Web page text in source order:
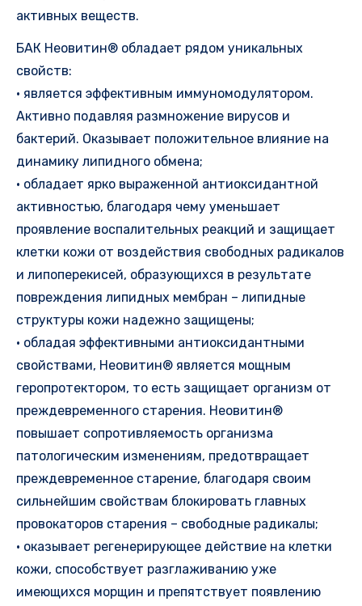
активных веществ.
БАК Неовитин® обладает рядом уникальных
свойств:
• является эффективным иммуномодулятором.
Активно подавляя размножение вирусов и
бактерий. Оказывает положительное влияние на
динамику липидного обмена;
• обладает ярко выраженной антиоксидантной
активностью, благодаря чему уменьшает
проявление воспалительных реакций и защищает
клетки кожи от воздействия свободных радикалов
и липоперекисей, образующихся в результате
повреждения липидных мембран – липидные
структуры кожи надежно защищены;
• обладая эффективными антиоксидантными
свойствами, Неовитин® является мощным
геропротектором, то есть защищает организм от
преждевременного старения. Неовитин®
повышает сопротивляемость организма
патологическим изменениям, предотвращает
преждевременное старение, благодаря своим
сильнейшим свойствам блокировать главных
провокаторов старения – свободные радикалы;
• оказывает регенерирующее действие на клетки
кожи, способствует разглаживанию уже
имеющихся морщин и препятствует появлению